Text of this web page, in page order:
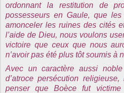
ordonnant la restitution de
possesseurs en Gaule, que
amonceler les ruines des cités
l’aide de Dieu, nous voulons
victoire que ceux que nous
n’avoir pas été plus tôt soumis à
Avec un caractère aussi
d’atroce persécution
penser que Boèce fut